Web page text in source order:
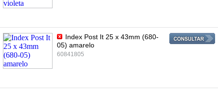
Index Post It 25 x 43mm (680-
05) amarelo
60841805